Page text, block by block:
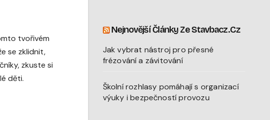
tvořivém
se zklidnit,
zkuste si
děti.
Nejnovější Články Ze Stavbacz.cz
Jak vybrat nástroj pro přesné
frézování a závitování
Školní rozhlasy pomáhají s organizací
výuky i bezpečností provozu